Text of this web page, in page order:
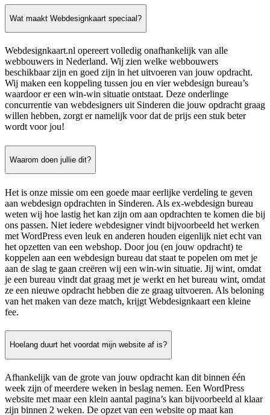
Wat maakt Webdesignkaart speciaal?
Webdesignkaart.nl opereert volledig onafhankelijk van alle
webbouwers in Nederland. Wij zien welke webbouwers
beschikbaar zijn en goed zijn in het uitvoeren van jouw opdracht.
Wij maken een koppeling tussen jou en vier webdesign bureau’s
waardoor er een win-win situatie ontstaat. Deze onderlinge
concurrentie van webdesigners uit Sinderen die jouw opdracht graag
willen hebben, zorgt er namelijk voor dat de prijs een stuk beter
wordt voor jou!
Waarom doen jullie dit?
Het is onze missie om een goede maar eerlijke verdeling te geven
aan webdesign opdrachten in Sinderen. Als ex-webdesign bureau
weten wij hoe lastig het kan zijn om aan opdrachten te komen die bij
ons passen. Niet iedere webdesigner vindt bijvoorbeeld het werken
met WordPress even leuk en anderen houden eigenlijk niet echt van
het opzetten van een webshop. Door jou (en jouw opdracht) te
koppelen aan een webdesign bureau dat staat te popelen om met je
aan de slag te gaan creëren wij een win-win situatie. Jij wint, omdat
je een bureau vindt dat graag met je werkt en het bureau wint, omdat
ze een nieuwe opdracht hebben die ze graag uitvoeren. Als beloning
van het maken van deze match, krijgt Webdesignkaart een kleine
fee.
Hoelang duurt het voordat mijn website af is?
Afhankelijk van de grote van jouw opdracht kan dit binnen één
week zijn of meerdere weken in beslag nemen. Een WordPress
website met maar een klein aantal pagina’s kan bijvoorbeeld al klaar
zijn binnen 2 weken. De opzet van een website op maat kan